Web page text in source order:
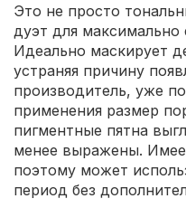
Это не просто
дуэт для максимально
Идеально маскирует
устраняя причину
производитель, уже
применения размер
пигментные пятна
менее выражены.
поэтому может
период без